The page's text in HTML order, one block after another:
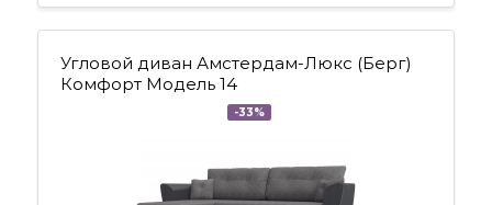
Угловой диван Амстердам-Люкс (Берг)
Комфорт Модель 14
-33%